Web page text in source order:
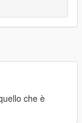
che è